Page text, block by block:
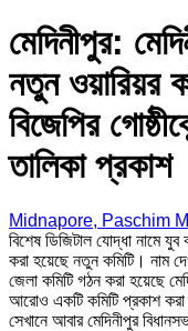
মেদিনীপুর:
নতুন ওয়ারিয়র
বিজেপির
তালিকা প্রকাশ
Midnapore, Paschim
বিশেষ ডিজিটাল যোদ্ধা নামে
করা হয়েছে নতুন কমিটি। নাম
জেলা কমিটি গঠন করা হয়েছে
আরোও একটি কমিটি প্রকাশ করা
সেখানে আবার মেদিনীপুর